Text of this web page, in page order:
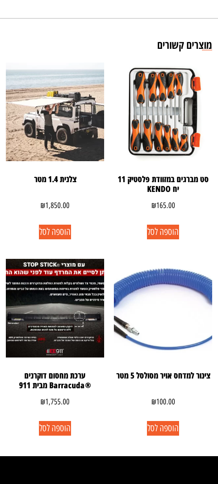
מוצרים קשורים
סט מברגים במזוודת פלסטיק 11
יח KENDO
₪165.00
הוספה לסל
צלנית 1.4 מטר
₪1,850.00
הוספה לסל
צינור למדחס אויר מסולסל 5 מטר
₪100.00
הוספה לסל
ערכת מחסום דוקרנים
®Barracuda מבית 911
₪1,755.00
הוספה לסל